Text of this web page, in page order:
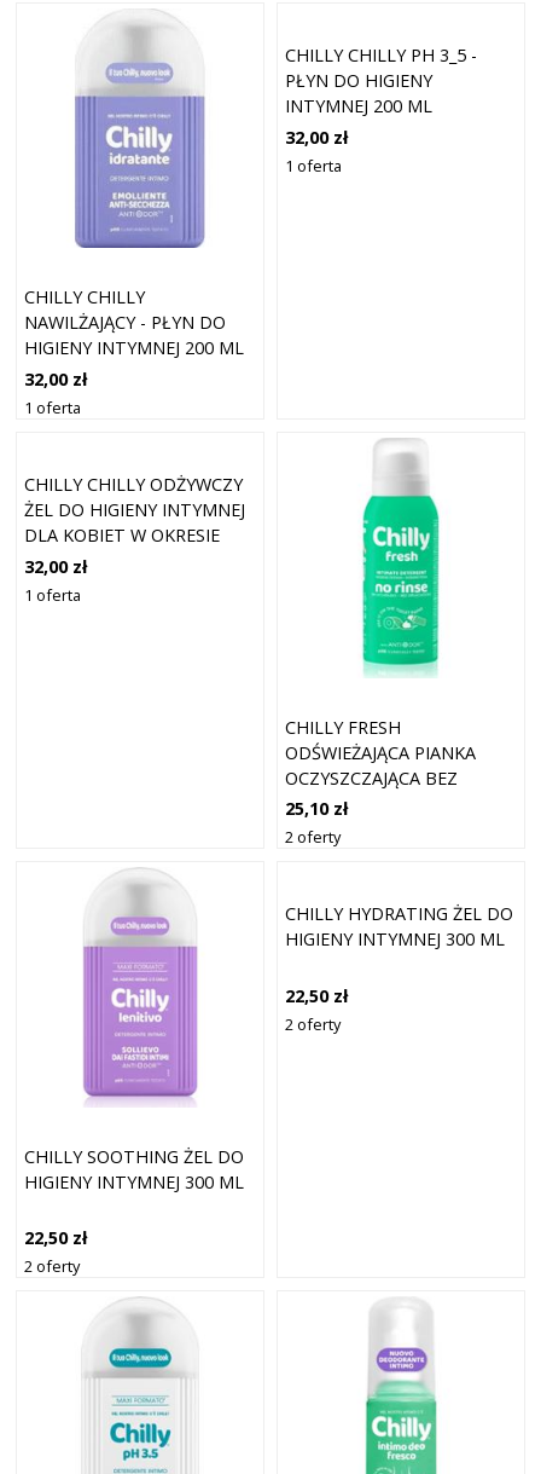
CHILLY CHILLY
NAWILŻAJĄCY - PŁYN DO
HIGIENY INTYMNEJ 200 ML
32,00 zł
1 oferta
CHILLY CHILLY PH 3_5 -
PŁYN DO HIGIENY
INTYMNEJ 200 ML
32,00 zł
1 oferta
CHILLY CHILLY ODŻYWCZY
ŻEL DO HIGIENY INTYMNEJ
DLA KOBIET W OKRESIE
MENOPAUZY PH6,5 200 ML
32,00 zł
1 oferta
CHILLY FRESH
ODŚWIEŻAJĄCA PIANKA
OCZYSZCZAJĄCA BEZ
SPŁUKIWANIA DO HIGIENY
INTIMA 100 ML
25,10 zł
2 oferty
CHILLY SOOTHING ŻEL DO
HIGIENY INTYMNEJ 300 ML
22,50 zł
2 oferty
CHILLY HYDRATING ŻEL DO
HIGIENY INTYMNEJ 300 ML
22,50 zł
2 oferty